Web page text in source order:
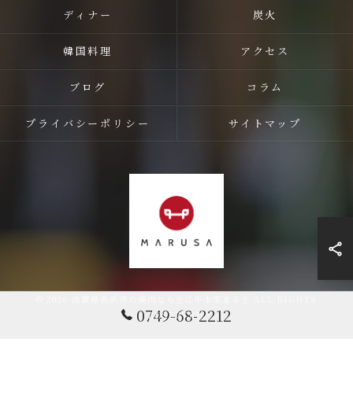
0749-68-2212
ディナー 炭火
韓国料理 アクセス
ブログ コラム
プライバシーポリシー サイトマップ
RESERVED.